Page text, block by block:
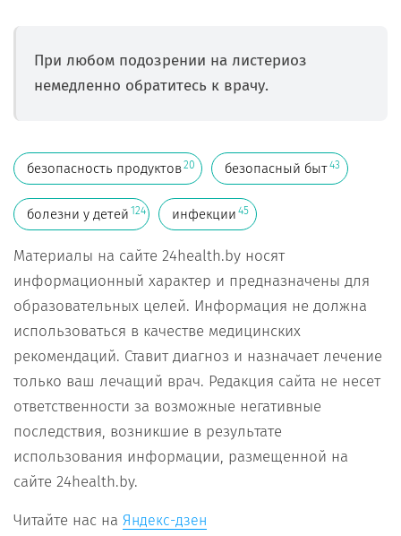
При любом подозрении на листериоз
немедленно обратитесь к врачу.
безопасность продуктов20 безопасный быт43
болезни у детей 124 инфекции 45
Материалы на сайте 24health.by носят
информационный характер и предназначены для
образовательных целей. Информация не должна
использоваться в качестве медицинских
рекомендаций. Ставит диагноз и назначает лечение
только ваш лечащий врач. Редакция сайта не несет
ответственности за возможные негативные
последствия, возникшие в результате
использования информации, размещенной на
сайте 24health.by.
Читайте нас на Яндекс-дзен